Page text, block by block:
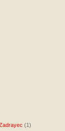
(1)